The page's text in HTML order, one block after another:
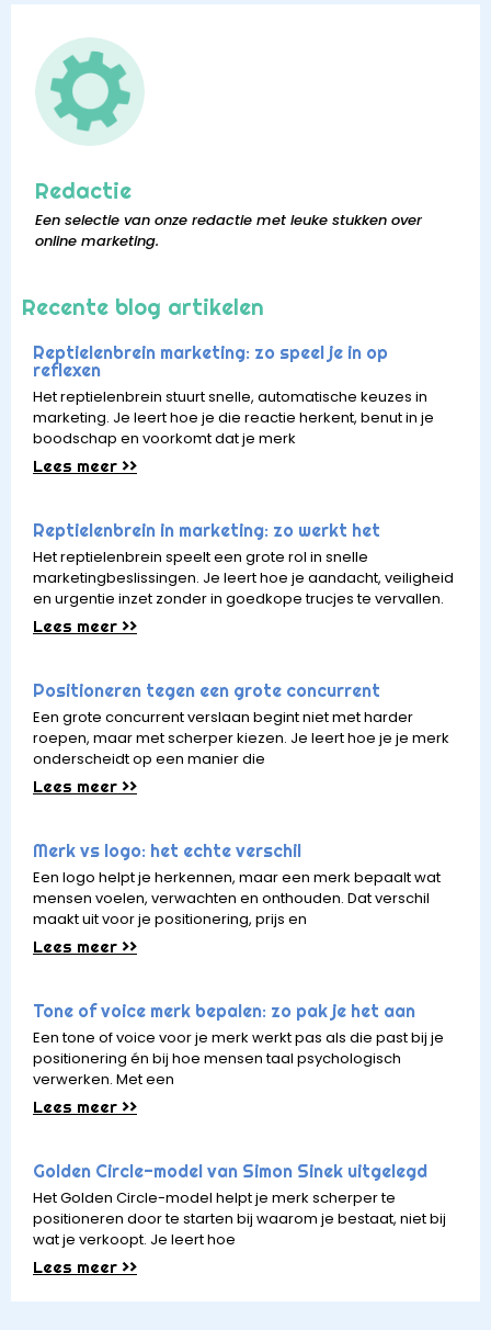
Redactie
Een selectie van onze redactie met leuke stukken over
online marketing.
Recente blog artikelen
Reptielenbrein marketing: zo speel je in op
reflexen
Het reptielenbrein stuurt snelle, automatische keuzes in
marketing. Je leert hoe je die reactie herkent, benut in je
boodschap en voorkomt dat je merk
Lees meer >>
Reptielenbrein in marketing: zo werkt het
Het reptielenbrein speelt een grote rol in snelle
marketingbeslissingen. Je leert hoe je aandacht, veiligheid
en urgentie inzet zonder in goedkope trucjes te vervallen.
Lees meer >>
Positioneren tegen een grote concurrent
Een grote concurrent verslaan begint niet met harder
roepen, maar met scherper kiezen. Je leert hoe je je merk
onderscheidt op een manier die
Lees meer >>
Merk vs logo: het echte verschil
Een logo helpt je herkennen, maar een merk bepaalt wat
mensen voelen, verwachten en onthouden. Dat verschil
maakt uit voor je positionering, prijs en
Lees meer >>
Tone of voice merk bepalen: zo pak je het aan
Een tone of voice voor je merk werkt pas als die past bij je
positionering én bij hoe mensen taal psychologisch
verwerken. Met een
Lees meer >>
Golden Circle-model van Simon Sinek uitgelegd
Het Golden Circle-model helpt je merk scherper te
positioneren door te starten bij waarom je bestaat, niet bij
wat je verkoopt. Je leert hoe
Lees meer >>